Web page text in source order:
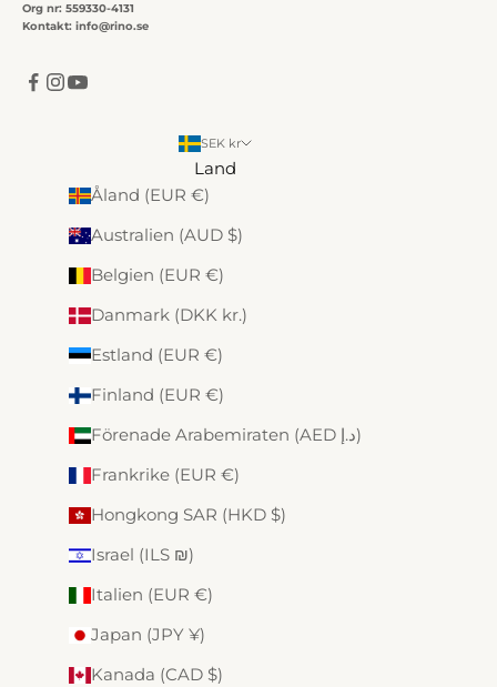
Org nr: 559330-4131
Kontakt: info@rino.se
SEK kr
Land
Åland (EUR €)
Australien (AUD $)
Belgien (EUR €)
Danmark (DKK kr.)
Estland (EUR €)
Finland (EUR €)
Förenade Arabemiraten (AED د.إ)
Frankrike (EUR €)
Hongkong SAR (HKD $)
Israel (ILS ₪)
Italien (EUR €)
Japan (JPY ¥)
Kanada (CAD $)